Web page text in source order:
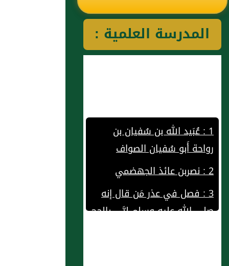
رياض الصالحين
للإمام النووي
المدرسة العلمية :
1 : عُبَيد الله بن سُفيان بن
رواحة أَبو سُفيان الصواف
2 : نصربن عائذ الجهضمي
3 : فصل في عذر مَن قال إنه
صلى الله عليه وسلم لبَّى بالحج
وحده واستمر عليه